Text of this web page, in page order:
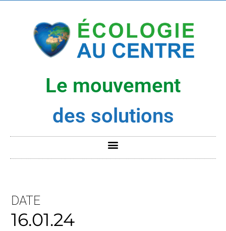
Le mouvement
des solutions
DATE
16.01.24